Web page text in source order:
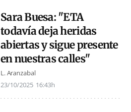
Sara Buesa: "ETA
todavía deja heridas
abiertas y sigue presente
en nuestras calles"
L. Aranzabal
23/10/2025 16:43h